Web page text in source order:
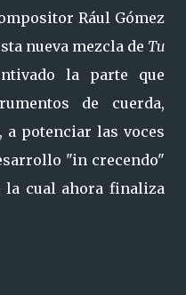
Rául Gómez
nueva mezcla de Tu
la parte que
de cuerda,
a potenciar las voces
"in crecendo"
la cual ahora finaliza